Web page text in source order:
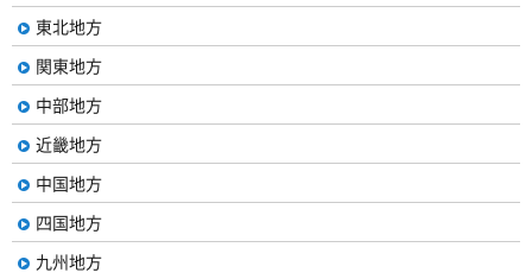
東北地方
関東地方
中部地方
近畿地方
中国地方
四国地方
九州地方